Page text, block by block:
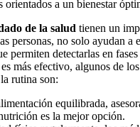
a un bienestar
de la salud tienen un
personas, no solo ayudan a
permiten detectarlas en
más efectivo, algunos de
rutina son:
equilibrada,
es la mejor opción.